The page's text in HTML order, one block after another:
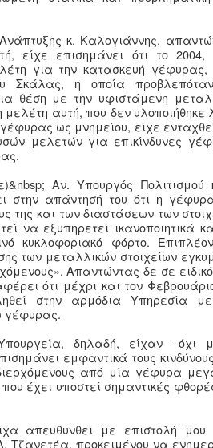
κ. Καλογιάννης,
είχε επισημάνει ότι το 2004,
για την κατασκευή γέφυρας,
Σκάλας, η οποία
θέση με την υφιστάμενη
μελέτη αυτή, που δεν υλοποιήθηκε
ως μνημείου, είχε
μελετών για επικίνδυνες
Αν. Υπουργός
στην απάντησή του ότι η
της και των διαστάσεων των
να εξυπηρετεί ικανοποιητικά
κυκλοφοριακό φόρτο.
των μεταλλικών στοιχείων
Απαντώντας δε σε
ότι μέχρι και τον
στην αρμόδια Υπηρεσία
γέφυρας.
δηλαδή, είχαν –όχι
εμφαντικά τους
από μία γέφυρα
έχει υποστεί σημαντικές
απευθυνθεί με επιστολή μου
Τζανετέα, προκειμένου να